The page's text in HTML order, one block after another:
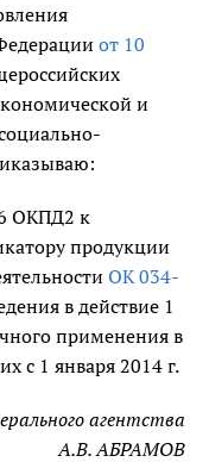
от 10
и
ОКПД2 к
продукции
ОК 034-
в действие 1
применения в
с 1 января 2014 г.
агентства
А.В. АБРАМОВ